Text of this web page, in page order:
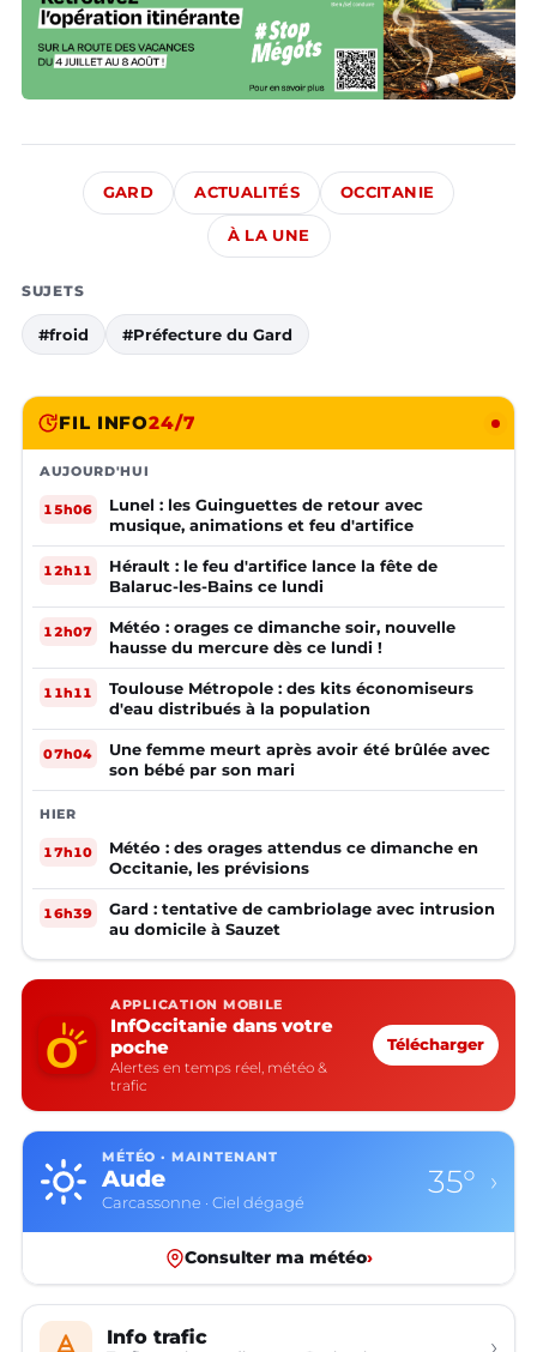
GARD ACTUALITÉS OCCITANIE
À LA UNE
SUJETS
#froid #Préfecture du Gard
FIL INFO24/7
AUJOURD'HUI
15h06
Lunel : les Guinguettes de retour avec
musique, animations et feu d'artifice
12h11
Hérault : le feu d'artifice lance la fête de
Balaruc-les-Bains ce lundi
12h07
Météo : orages ce dimanche soir, nouvelle
hausse du mercure dès ce lundi !
11h11
Toulouse Métropole : des kits économiseurs
d'eau distribués à la population
07h04
Une femme meurt après avoir été brûlée avec
son bébé par son mari
HIER
17h10
Météo : des orages attendus ce dimanche en
Occitanie, les prévisions
16h39
Gard : tentative de cambriolage avec intrusion
au domicile à Sauzet
APPLICATION MOBILE
InfOccitanie dans votre
poche
Alertes en temps réel, météo &
trafic
Télécharger
MÉTÉO · MAINTENANT
Aude
Carcassonne · Ciel dégagé
35° ›
Consulter ma météo›
Info trafic